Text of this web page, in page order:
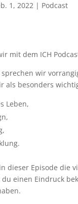
1, 2022| Podcast
mit dem ICH
sprechen wir
als besonders
Leben,
dieser Episode die
einen Eindruck